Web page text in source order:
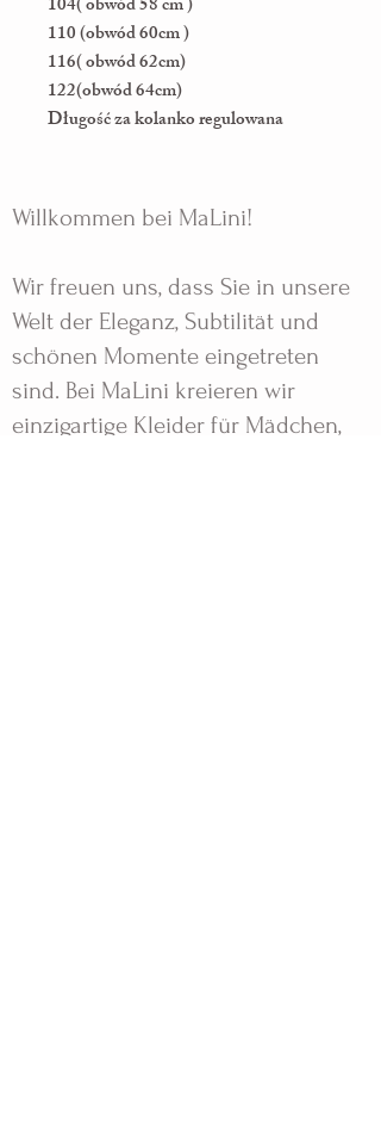
104( obwód 58 cm )
110 (obwód 60cm )
116( obwód 62cm)
122(obwód 64cm)
Długość za kolanko regulowana
Willkommen bei MaLini!
Wir freuen uns, dass Sie in unsere
Welt der Eleganz, Subtilität und
schönen Momente eingetreten
sind. Bei MaLini kreieren wir
einzigartige Kleider für Mädchen,